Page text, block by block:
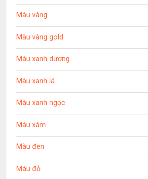
Màu vàng
Màu vàng gold
Màu xanh dương
Màu xanh lá
Màu xanh ngọc
Màu xám
Màu đen
Màu đỏ